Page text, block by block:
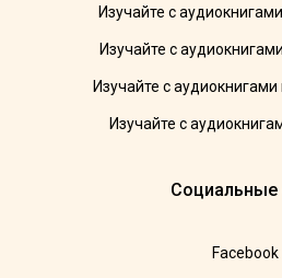
Изучайте с
Изучайте с
Изучайте с
Изучайте с
Социальные
Facebook